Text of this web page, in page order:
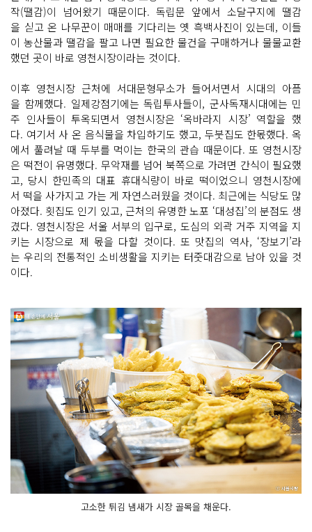
작(땔감)이 넘어왔기 때문이다. 독립문 앞에서 소달구지에 땔감
을 싣고 온 나무꾼이 매매를 기다리는 옛 흑백사진이 있는데, 이들
이 농산물과 땔감을 팔고 나면 필요한 물건을 구매하거나 물물교환
했던 곳이 바로 영천시장이라는 것이다.
이후 영천시장 근처에 서대문형무소가 들어서면서 시대의 아픔
을 함께했다. 일제강점기에는 독립투사들이, 군사독재시대에는 민
주 인사들이 투옥되면서 영천시장은 ‘옥바라지 시장’ 역할을 했
다. 여기서 사 온 음식물을 차입하기도 했고, 두붓집도 한몫했다. 옥
에서 풀려날 때 두부를 먹이는 한국의 관습 때문이다. 또 영천시장
은 떡전이 유명했다. 무악재를 넘어 북쪽으로 가려면 간식이 필요했
고, 당시 한민족의 대표 휴대식량이 바로 떡이었으니 영천시장에
서 떡을 사가지고 가는 게 자연스러웠을 것이다. 최근에는 식당도 많
아졌다. 횟집도 인기 있고, 근처의 유명한 노포 ‘대성집’의 분점도 생
겼다. 영천시장은 서울 서부의 입구로, 도심의 외곽 거주 지역을 지
키는 시장으로 제 몫을 다할 것이다. 또 맛집의 역사, ‘장보기’라
는 우리의 전통적인 소비생활을 지키는 터줏대감으로 남아 있을 것
이다.
고소한 튀김 냄새가 시장 골목을 채운다.